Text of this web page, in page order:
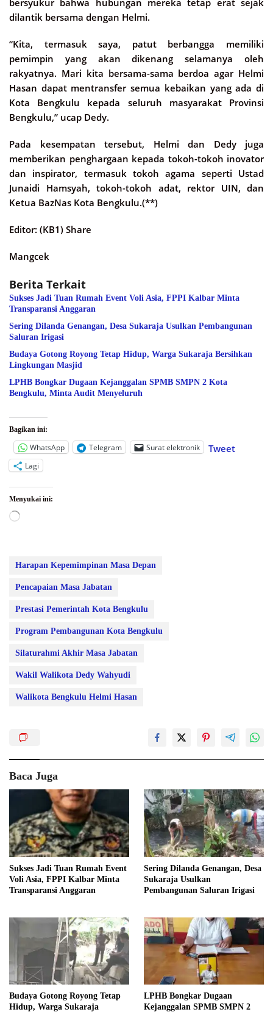
bersyukur bahwa hubungan mereka tetap erat sejak
dilantik bersama dengan Helmi.
“Kita, termasuk saya, patut berbangga memiliki
pemimpin yang akan dikenang selamanya oleh
rakyatnya. Mari kita bersama-sama berdoa agar Helmi
Hasan dapat mentransfer semua kebaikan yang ada di
Kota Bengkulu kepada seluruh masyarakat Provinsi
Bengkulu,” ucap Dedy.
Pada kesempatan tersebut, Helmi dan Dedy juga
memberikan penghargaan kepada tokoh-tokoh inovator
dan inspirator, termasuk tokoh agama seperti Ustad
Junaidi Hamsyah, tokoh-tokoh adat, rektor UIN, dan
Ketua BazNas Kota Bengkulu.(**)
Editor: (KB1) Share
Mangcek
Berita Terkait
Sukses Jadi Tuan Rumah Event Voli Asia, FPPI Kalbar Minta
Transparansi Anggaran
Sering Dilanda Genangan, Desa Sukaraja Usulkan Pembangunan
Saluran Irigasi
Budaya Gotong Royong Tetap Hidup, Warga Sukaraja Bersihkan
Lingkungan Masjid
LPHB Bongkar Dugaan Kejanggalan SPMB SMPN 2 Kota
Bengkulu, Minta Audit Menyeluruh
Bagikan ini:
WhatsApp Telegram Surat elektronik Tweet
Lagi
Menyukai ini:
Memuat...
Harapan Kepemimpinan Masa Depan
Pencapaian Masa Jabatan
Prestasi Pemerintah Kota Bengkulu
Program Pembangunan Kota Bengkulu
Silaturahmi Akhir Masa Jabatan
Wakil Walikota Dedy Wahyudi
Walikota Bengkulu Helmi Hasan
Baca Juga
Sukses Jadi Tuan Rumah Event
Voli Asia, FPPI Kalbar Minta
Transparansi Anggaran
Sering Dilanda Genangan, Desa
Sukaraja Usulkan
Pembangunan Saluran Irigasi
Budaya Gotong Royong Tetap
Hidup, Warga Sukaraja
LPHB Bongkar Dugaan
Kejanggalan SPMB SMPN 2